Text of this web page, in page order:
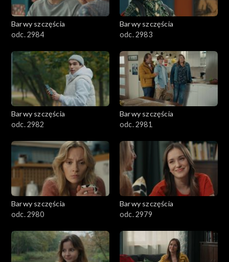
Barwy szczęścia
odc. 2984
Barwy szczęścia
odc. 2983
Barwy szczęścia
odc. 2982
Barwy szczęścia
odc. 2981
Barwy szczęścia
odc. 2980
Barwy szczęścia
odc. 2979